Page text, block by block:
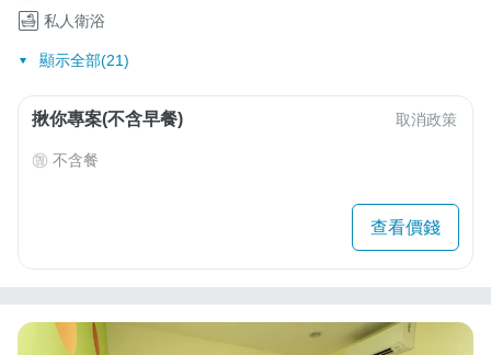
私人衛浴
顯示全部(21)
揪你專案(不含早餐) 取消政策
不含餐
查看價錢